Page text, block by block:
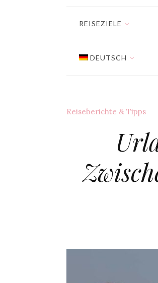
REISEZIELE
DEUTSCH
Reiseberichte & Tipps